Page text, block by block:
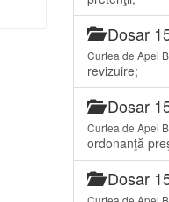
Dosar
Curtea de Apel
revizuire;
Dosar
Curtea de Apel
ordonanţă
Dosar